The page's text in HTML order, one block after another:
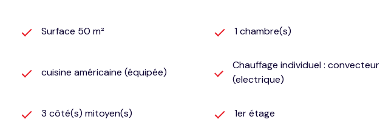
Surface 50 m² 1 chambre(s)
cuisine américaine (équipée)
Chauffage individuel : convecteur
(electrique)
3 côté(s) mitoyen(s) 1er étage